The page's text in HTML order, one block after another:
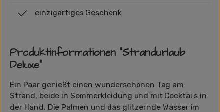
einzigartiges Geschenk
Produktinformationen "Strandurlaub
Deluxe"
Ein Paar genießt einen wunderschönen Tag am
Strand, beide in Sommerkleidung und mit Cocktails in
der Hand. Die Palmen und das glitzernde Wasser im